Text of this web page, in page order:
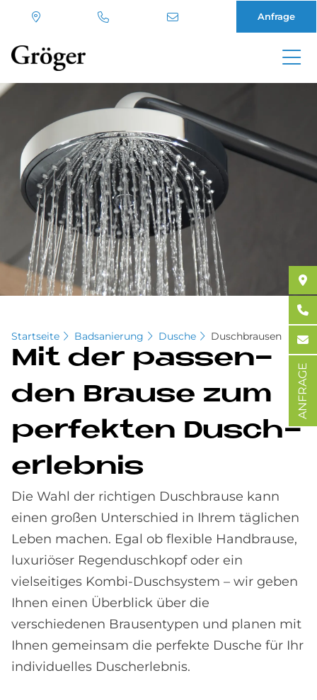
Direkt
zum
Anfrage
Startseite Badsanierung Dusche Duschbrausen
Mit der pas­sen­
den Brau­se zum
per­fek­ten Du­sch­
er­leb­nis
Die Wahl der richtigen Duschbrause kann
einen großen Unterschied in Ihrem täglichen
Leben machen. Egal ob flexible Handbrause,
luxuriöser Regenduschkopf oder ein
vielseitiges Kombi-Duschsystem – wir geben
Ihnen einen Überblick über die
verschiedenen Brausentypen und planen mit
Ihnen gemeinsam die perfekte Dusche für Ihr
individuelles Duscherlebnis.
ANFRAGE